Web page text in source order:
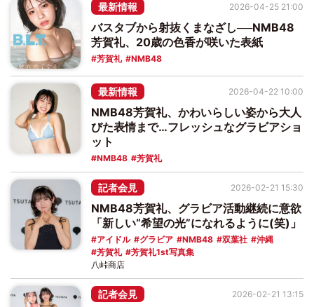
最新情報
バスタブから射抜くまなざし──NMB48
芳賀礼、20歳の色香が咲いた表紙
芳賀礼 NMB48
2026-04-25 21:00
最新情報
NMB48芳賀礼、かわいらしい姿から大人
びた表情まで…フレッシュなグラビアショ
ット
NMB48 芳賀礼
2026-04-22 10:00
記者会見
NMB48芳賀礼、グラビア活動継続に意欲
「新しい“希望の光”になれるように(笑)」
アイドル グラビア NMB48 双葉社
沖縄
芳賀礼
芳賀礼1st写真集
2026-02-21 15:30
八峠商店
記者会見 2026-02-21 13:15